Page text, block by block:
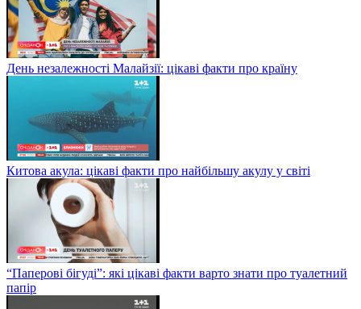
День незалежності Малайзії: цікаві факти про країну
Китова акула: цікаві факти про найбільшу акулу у світі
“Паперові бігуді”: які цікаві факти варто знати про туалетний
папір